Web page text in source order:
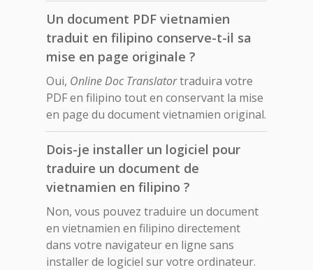
Un document PDF vietnamien
traduit en filipino conserve-t-il sa
mise en page originale ?
Oui, Online Doc Translatortraduira votre
PDF en filipino tout en conservant la mise
en page du document vietnamien original.
Dois-je installer un logiciel pour
traduire un document de
vietnamien en filipino ?
Non, vous pouvez traduire un document
en vietnamien en filipino directement
dans votre navigateur en ligne sans
installer de logiciel sur votre ordinateur.